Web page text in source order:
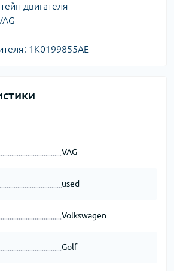
двигателя
1K0199855AE
VAG
used
Volkswagen
Golf